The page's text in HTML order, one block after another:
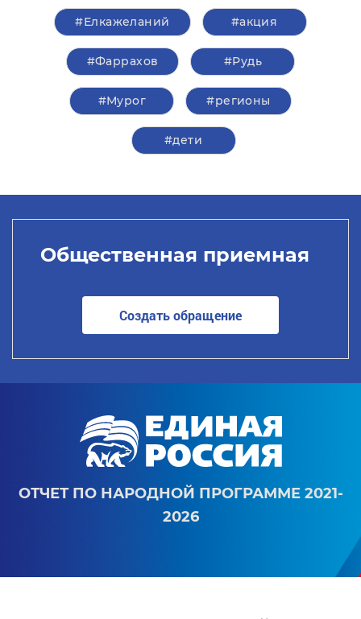
#Елкажеланий #акция
#Фаррахов #Рудь
#Мурог #регионы
#дети
Общественная приемная
Создать обращение
ОТЧЕТ ПО НАРОДНОЙ ПРОГРАММЕ 2021-
2026